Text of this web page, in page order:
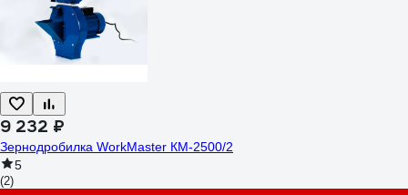
9 232 ₽
Зернодробилка WorkMaster КМ-2500/2
5
(2)